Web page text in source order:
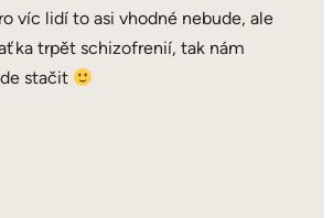
víc lidí to asi vhodné nebude, ale
trpět schizofrenií, tak nám
stačit